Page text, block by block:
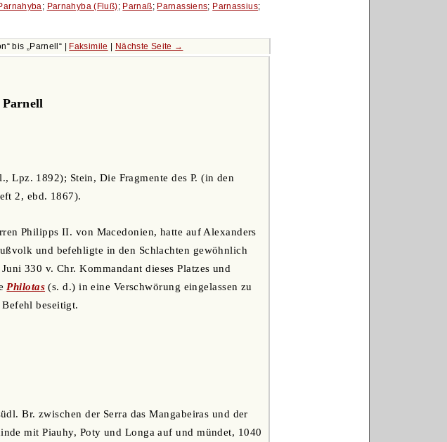
; Parnahyba (Fluß); Parnaß; Parnassiens; Parnassius;
bis Parnell Faksimile Nächste Seite →
Parnell
1892); Stein, Die Fragmente des P. (in den
2, ebd. 1867).
Philipps II. von Macedonien, hatte auf Alexanders
und befehligte in den Schlachten gewöhnlich
330 v. Chr. Kommandant dieses Platzes und
Philotas (s. d.) in eine Verschwörung eingelassen zu
beseitigt.
Br. zwischen der Serra das Mangabeiras und der
mit Piauhy, Poty und Longa auf und mündet, 1040